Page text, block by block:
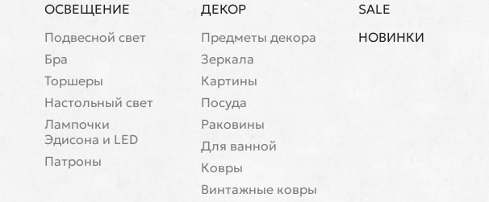
ОСВЕЩЕНИЕ
Подвесной свет
Бра
Торшеры
Настольный свет
Лампочки
Эдисона и LED
Патроны
ДЕКОР
Предметы декора
Зеркала
Картины
Посуда
Раковины
Для ванной
Ковры
Винтажные ковры
SALE
НОВИНКИ